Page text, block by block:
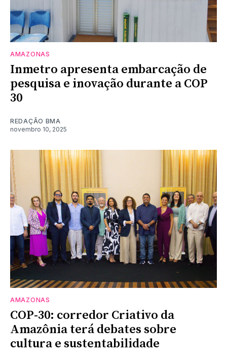
AMAZONAS
Inmetro apresenta embarcação de
pesquisa e inovação durante a COP
30
REDAÇÃO BMA
novembro 10, 2025
AMAZONAS
COP-30: corredor Criativo da
Amazônia terá debates sobre
cultura e sustentabilidade